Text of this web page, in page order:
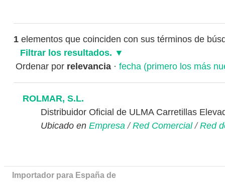
1elementos que coinciden con sus términos de
Filtrar los resultados.
Ordenar por relevancia · fecha (primero los más
ROLMAR, S.L.
Distribuidor Oficial de ULMA Carretillas
Ubicado en Empresa /Red Comercial /Red
Importador para España de